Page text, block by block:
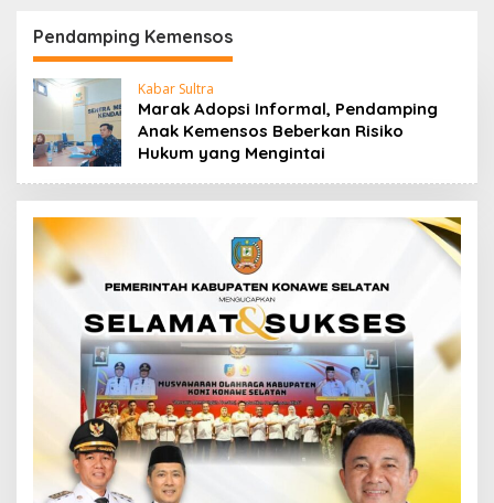
Pendamping Kemensos
Kabar Sultra
Marak Adopsi Informal, Pendamping
Anak Kemensos Beberkan Risiko
Hukum yang Mengintai